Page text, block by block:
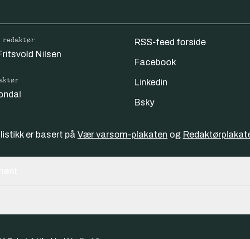
Nilsen
RSS-feed forside
Facebook
Linkedin
Bsky
er basert på Vær varsom-plakaten og